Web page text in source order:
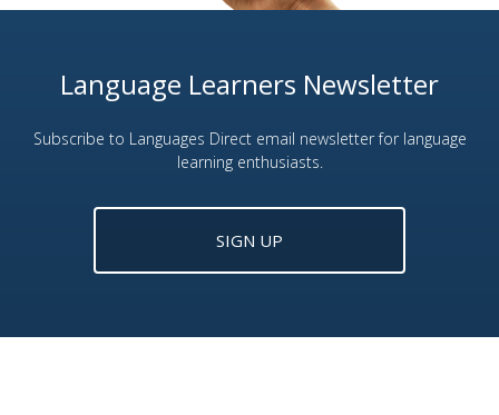
Language Learners Newsletter
Subscribe to Languages Direct email newsletter for language
learning enthusiasts.
SIGN UP